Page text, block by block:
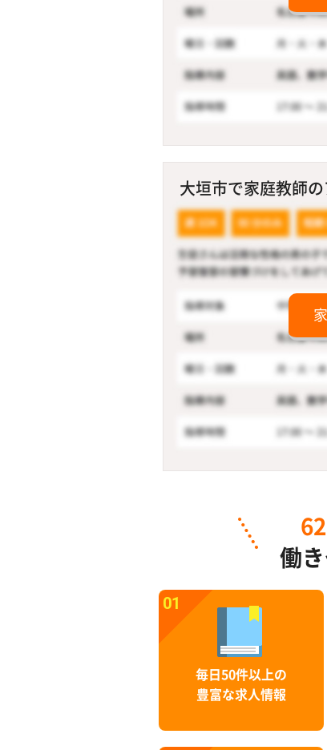
大垣市で家庭教師
働
01
毎日50件以上の
豊富な求人情報